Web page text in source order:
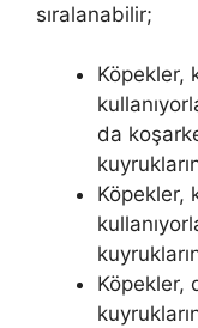
sıralanabilir;
Köpekler,
da
Köpekler,
Köpekler,